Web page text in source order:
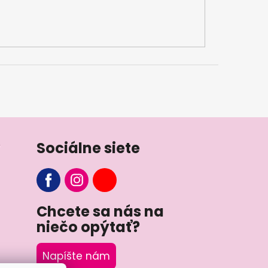
Sociálne siete
Chcete sa nás na
niečo opýtať?
Napíšte nám